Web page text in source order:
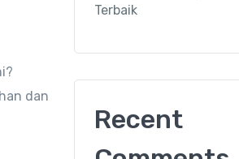
dan
Terbaik
Recent